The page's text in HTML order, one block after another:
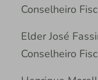
Conselheiro
Elder José
Conselheiro